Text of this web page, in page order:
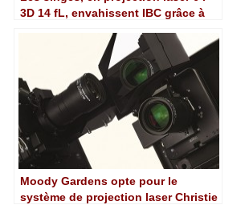
3D 14 fL, envahissent IBC grâce à
Moody Gardens opte pour le
système de projection laser Christie